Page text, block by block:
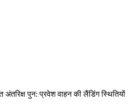
पुन: प्रवेश वाहन की लैंडिंग स्थितियों